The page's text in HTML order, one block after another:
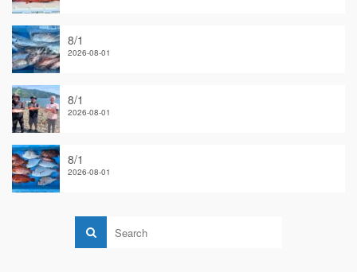
8/1
2026-08-01
8/1
2026-08-01
8/1
2026-08-01